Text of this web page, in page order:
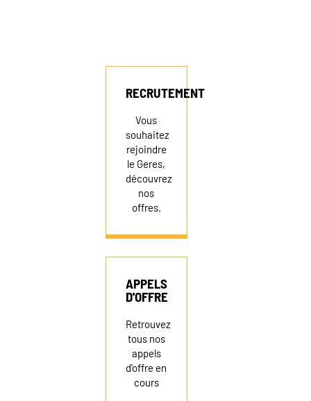
RECRUTEMENT
Vous
souhaitez
rejoindre
le Geres,
découvrez
nos
offres.
APPELS
D'OFFRE
Retrouvez
tous nos
appels
d'offre en
cours